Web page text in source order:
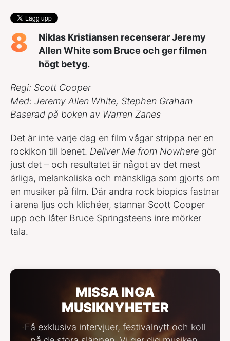
8
Niklas Kristiansen recenserar Jeremy
Allen White som Bruce och ger filmen
högt betyg.
Regi: Scott Cooper
Med: Jeremy Allen White, Stephen Graham
Baserad på boken av Warren Zanes
Det är inte varje dag en film vågar strippa ner en
rockikon till benet. Deliver Me from Nowhere gör
just det – och resultatet är något av det mest
ärliga, melankoliska och mänskliga som gjorts om
en musiker på film. Där andra rock biopics fastnar
i arena ljus och klichéer, stannar Scott Cooper
upp och låter Bruce Springsteens inre mörker
tala.
MISSA INGA
MUSIKNYHETER
Få exklusiva intervjuer, festivalnytt och koll